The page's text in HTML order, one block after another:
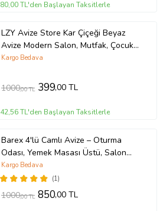
80,00 TL'den Başlayan Taksitlerle
LZY Avize Store Kar Çiçeği Beyaz
Avize Modern Salon, Mutfak, Çocuk
Odası ve Antre Aydınlatma (Siyah)
Kargo Bedava
1000,00 TL 399,00 TL
42,56 TL'den Başlayan Taksitlerle
Barex 4'lü Camlı Avize – Oturma
Odası, Yemek Masası Üstü, Salon
Uyumlu Avize (Eskitme Altın)
(1)
Kargo Bedava
1000,00 TL 850,00 TL